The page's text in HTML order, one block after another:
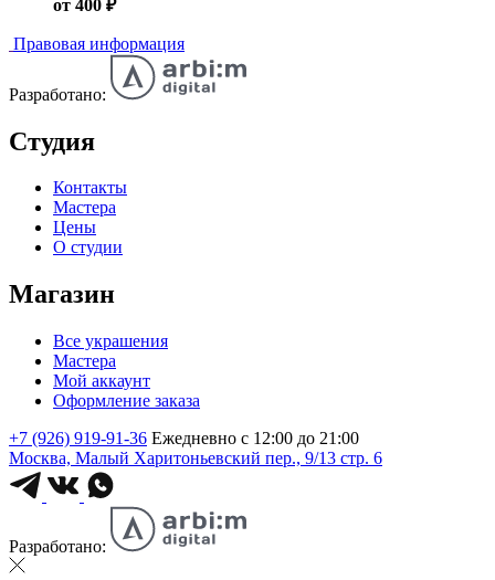
от 400 ₽
Правовая информация
Разработано:
Студия
Контакты
Мастера
Цены
О студии
Магазин
Все украшения
Мастера
Мой аккаунт
Оформление заказа
+7 (926) 919-91-36 Ежедневно с 12:00 до 21:00
Москва, Малый Харитоньевский пер., 9/13 стр. 6
Разработано: